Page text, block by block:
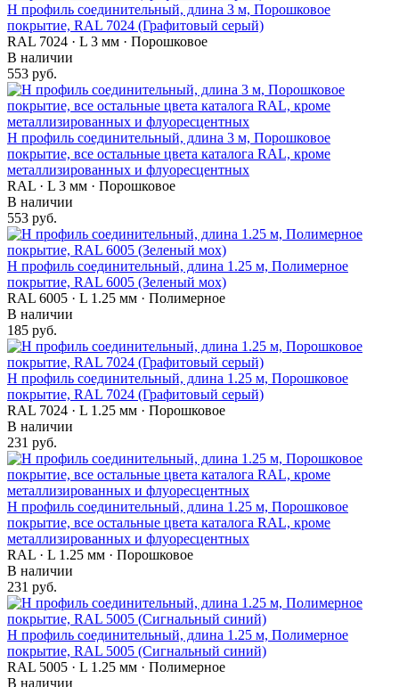
Н профиль соединительный, длина 3 м, Порошковое
покрытие, RAL 7024 (Графитовый серый)
RAL 7024 · L 3 мм · Порошковое
В наличии
553 руб.
Н профиль соединительный, длина 3 м, Порошковое
покрытие, все остальные цвета каталога RAL, кроме
металлизированных и флуоресцентных
RAL · L 3 мм · Порошковое
В наличии
553 руб.
Н профиль соединительный, длина 1.25 м, Полимерное
покрытие, RAL 6005 (Зеленый мох)
RAL 6005 · L 1.25 мм · Полимерное
В наличии
185 руб.
Н профиль соединительный, длина 1.25 м, Порошковое
покрытие, RAL 7024 (Графитовый серый)
RAL 7024 · L 1.25 мм · Порошковое
В наличии
231 руб.
Н профиль соединительный, длина 1.25 м, Порошковое
покрытие, все остальные цвета каталога RAL, кроме
металлизированных и флуоресцентных
RAL · L 1.25 мм · Порошковое
В наличии
231 руб.
Н профиль соединительный, длина 1.25 м, Полимерное
покрытие, RAL 5005 (Сигнальный синий)
RAL 5005 · L 1.25 мм · Полимерное
В наличии